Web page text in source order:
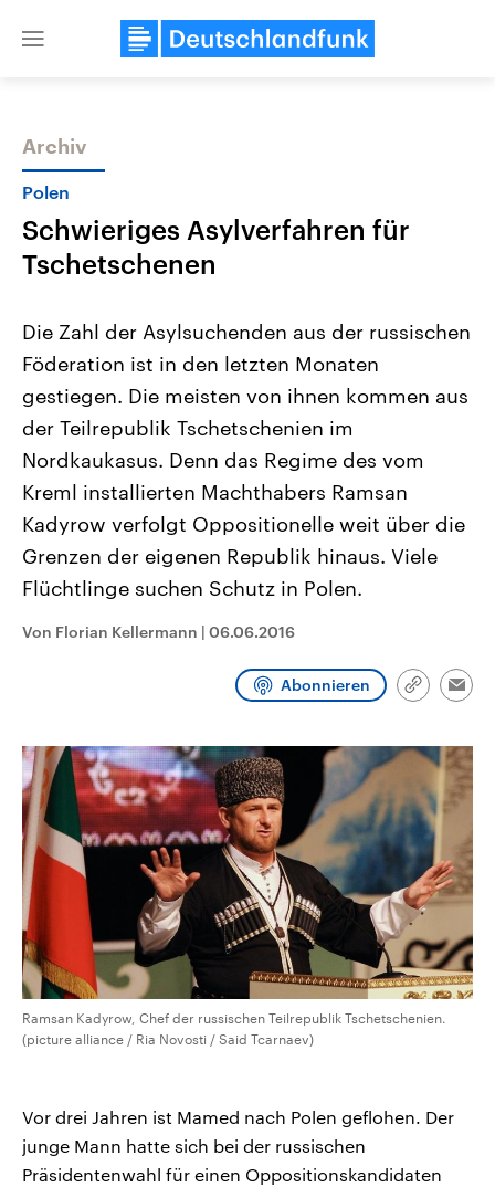
Close
Themen
Aktuelle Beiträge, Analysen und
Hintergründe
Wirtschaftlich und militärisch
gehören die Vereinigten Staaten zu
den mächtigsten Ländern der Erde,
mit großem Einfluss auf das
Nahostkonflikt
Aktuelle Lage und
Der Überfall der
Terrororganisation Hamas
Oktober 2023 auf Israel
Region wieder die Gewalt
Israel möchte die Hamas
Libanon vom Iran
Sendungen Programm Podcasts
Archiv
Polen
Schwieriges Asylverfahren für
Tschetschenen
Die Zahl der Asylsuchenden aus der russischen
Föderation ist in den letzten Monaten
gestiegen. Die meisten von ihnen kommen aus
der Teilrepublik Tschetschenien im
Nordkaukasus. Denn das Regime des vom
Kreml installierten Machthabers Ramsan
Kadyrow verfolgt Oppositionelle weit über die
Grenzen der eigenen Republik hinaus. Viele
Flüchtlinge suchen Schutz in Polen.
Von Florian Kellermann | 06.06.2016
Abonnieren
Link
Ramsan Kadyrow, Chef der russischen Teilrepublik Tschetschenien.
(picture alliance / Ria Novosti / Said Tcarnaev)
Vor drei Jahren ist Mamed nach Polen geflohen. Der
junge Mann hatte sich bei der russischen
Präsidentenwahl für einen Oppositionskandidaten